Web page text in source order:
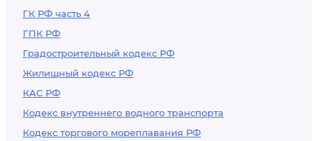
ГК РФ часть 4
ГПК РФ
Градостроительный кодекс РФ
Жилищный кодекс РФ
КАС РФ
Кодекс внутреннего водного транспорта
Кодекс торгового мореплавания РФ